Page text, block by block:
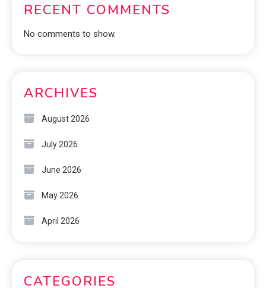
RECENT COMMENTS
No comments to show.
ARCHIVES
August 2026
July 2026
June 2026
May 2026
April 2026
CATEGORIES